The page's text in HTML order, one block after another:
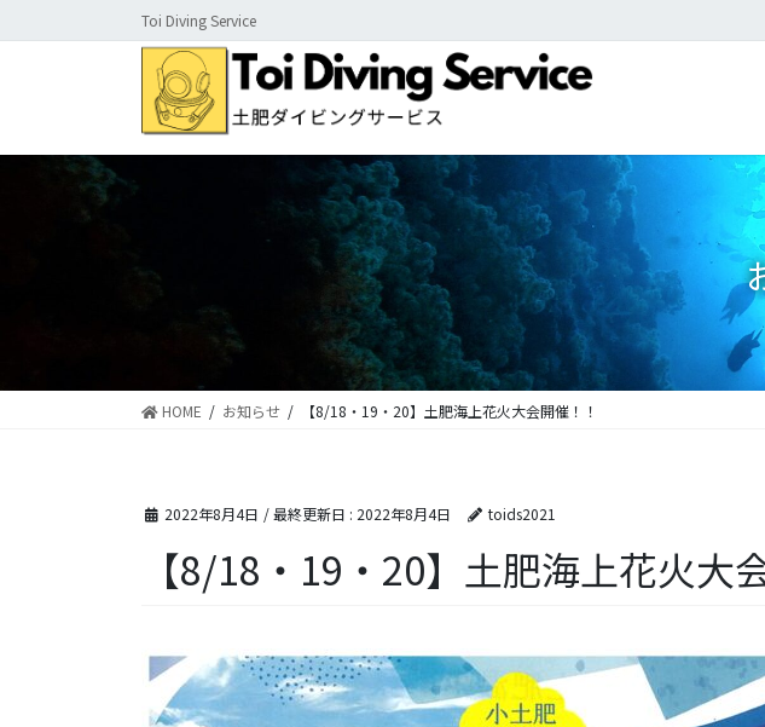
ン
に
ビ
ョ
Toi Diving Service
HOME お知らせ 【8/18・19・20】土肥海上花火大会開催！！
2022年8月4日 / 最終更新日 : 2022年8月4日 toids2021
【8/18・19・20】土肥海上花火大